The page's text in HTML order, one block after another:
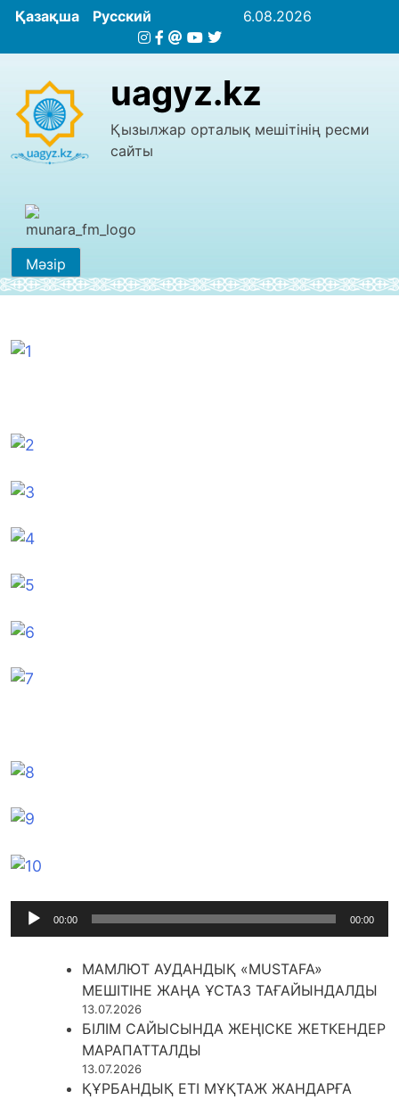
Қазақша Русский 6.08.2026
uagyz.kz
Қызылжар орталық мешітінің ресми
сайты
Мәзір
Audio
Player
00:00 00:00
МАМЛЮТ АУДАНДЫҚ «MUSTAFA»
МЕШІТІНЕ ЖАҢА ҰСТАЗ ТАҒАЙЫНДАЛДЫ
13.07.2026
БІЛІМ САЙЫСЫНДА ЖЕҢІСКЕ ЖЕТКЕНДЕР
МАРАПАТТАЛДЫ
13.07.2026
ҚҰРБАНДЫҚ ЕТІ МҰҚТАЖ ЖАНДАРҒА